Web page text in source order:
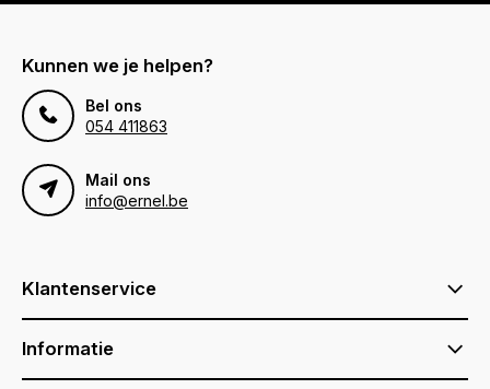
Kunnen we je helpen?
Bel ons
054 411863
Mail ons
info@ernel.be
Klantenservice
Informatie